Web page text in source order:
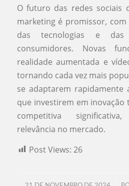
O futuro das redes sociais
marketing é promissor,
das tecnologias e das
consumidores. Novas
realidade aumentada e
tornando cada vez mais
se adaptarem rapidamente
que investirem em inovação
competitiva
relevância no mercado.
Post Views: 26